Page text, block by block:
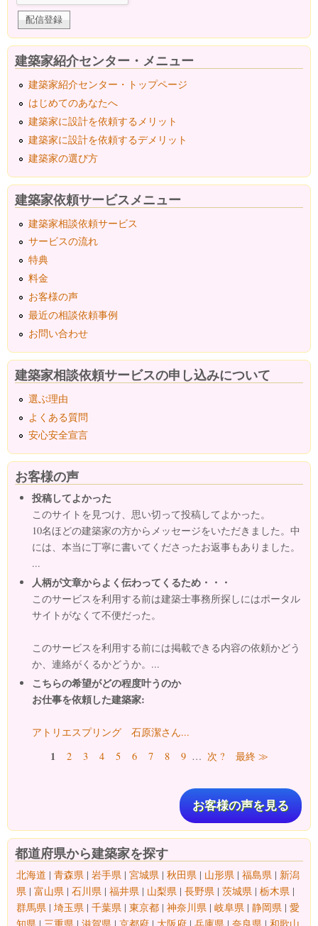
建築家紹介センター・メニュー
建築家紹介センター・トップページ
はじめてのあなたへ
建築家に設計を依頼するメリット
建築家に設計を依頼するデメリット
建築家の選び方
建築家依頼サービスメニュー
建築家相談依頼サービス
サービスの流れ
特典
料金
お客様の声
最近の相談依頼事例
お問い合わせ
建築家相談依頼サービスの申し込みについて
選ぶ理由
よくある質問
安心安全宣言
お客様の声
投稿してよかった
このサイトを見つけ、思い切って投稿してよかった。
10名ほどの建築家の方からメッセージをいただきました。中
には、本当に丁寧に書いてくださったお返事もありました。
...
人柄が文章からよく伝わってくるため・・・
このサービスを利用する前は建築士事務所探しにはポータル
サイトがなくて不便だった。
このサービスを利用する前には掲載できる内容の依頼かどう
か、連絡がくるかどうか。...
こちらの希望がどの程度叶うのか
お仕事を依頼した建築家:
アトリエスプリング 石原潔さん...
ページ1 2 3 4 5 6 7 8 9 … 次 ? 最終 ≫
お客様の声を見る
都道府県から建築家を探す
北海道 | 青森県 | 岩手県 | 宮城県 | 秋田県 | 山形県 | 福島県 | 新潟
県 | 富山県 | 石川県 | 福井県 | 山梨県 | 長野県 | 茨城県 | 栃木県 |
群馬県 | 埼玉県 | 千葉県 | 東京都 | 神奈川県 | 岐阜県 | 静岡県 | 愛
知県 | 三重県 | 滋賀県 | 京都府 | 大阪府 | 兵庫県 | 奈良県 | 和歌山